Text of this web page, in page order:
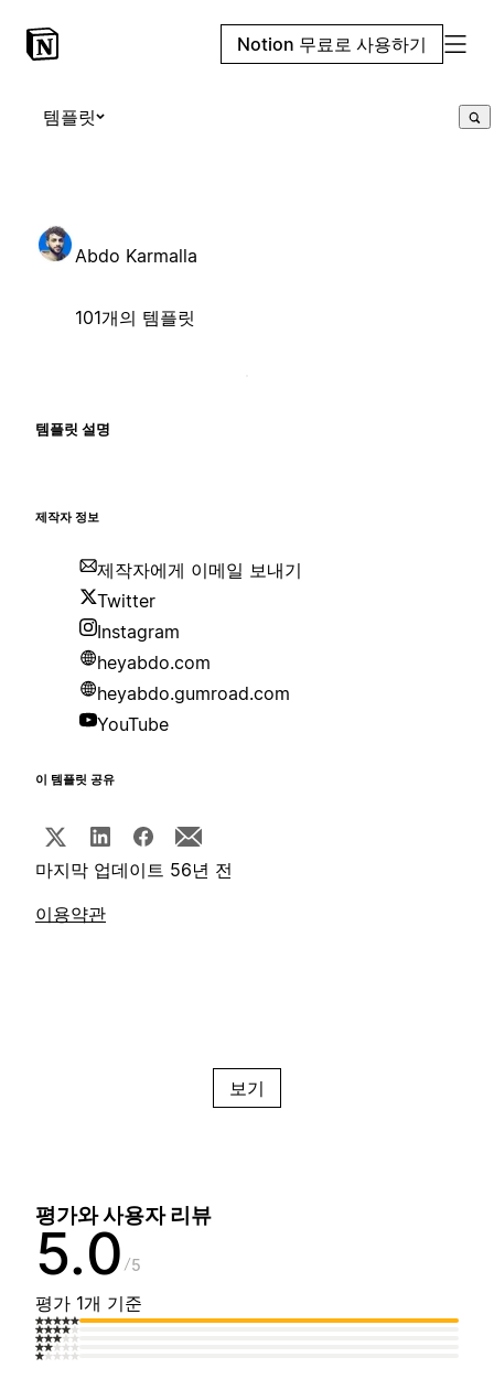
Notion 무료로 사용하기
템플릿
Abdo Karmalla
101개의 템플릿
템플릿 설명
제작자 정보
제작자에게 이메일 보내기
Twitter
Instagram
heyabdo.com
heyabdo.gumroad.com
YouTube
이 템플릿 공유
마지막 업데이트 56년 전
이용약관
보기
평가와 사용자 리뷰
5.0 5
평가 1개 기준